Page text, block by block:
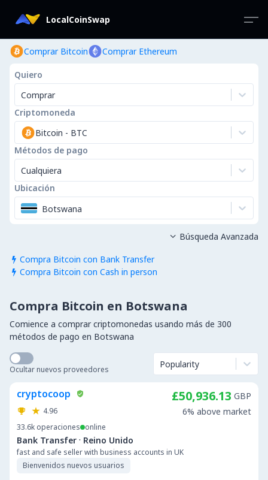
LocalCoinSwap
Comprar Bitcoin Comprar Ethereum
Quiero
Comprar
Criptomoneda
Bitcoin - BTC
Métodos de pago
Cualquiera
Ubicación
Botswana
 Compra Bitcoin con Bank Transfer
 Compra Bitcoin con Cash in person
 Búsqueda Avanzada
Compra Bitcoin en Botswana
Comience a comprar criptomonedas usando más de 300
métodos de pago en Botswana
Ocultar nuevos proveedores Popularity
cryptocoop
4.96
33.6k operaciones online
Bank Transfer · Reino Unido
fast and safe seller with business accounts in UK
Bienvenidos nuevos usuarios
£50,936.13 GBP
6% above market